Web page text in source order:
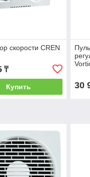
скорости CREN
₸
Купить 30